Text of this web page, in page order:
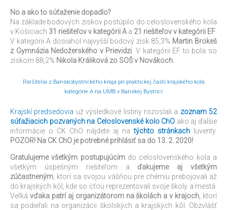
No a ako to súťaženie dopadlo?
Na základe bodových ziskov postúpilo do celoslovenského kola
v Košiciach 31 riešiteľov v kategórii A a 21 riešiteľov v kategórii EF
V kategórii A dosiahol najvyšší bodový zisk 85,3% Martin Brokeš
z Gymnázia Nedožerského v Prievidzi . V kategórii EF to bola so
ziskom 88,2% Nikola Králiková zo SOŠ v Novákoch.
Riešitelia z Banskobystrického kraja pri praktickej časti krajského kola
kategórie A na UMB v Banskej Bystrici
Krajskí predsedovia už výsledkové listiny rozoslali a zoznam 52
súťažiacich pozvaných na Celoslovenské kolo ChO ako aj ďalšie
informácie o CK ChO nájdete aj natýchto stránkach Iuventy.
POZOR! Na CK ChO je potrebné prihlásiť sa do 13. 2. 2020!
Gratulujeme všetkým postupujúcimdo celoslovenského kola a
všetkým úspešným riešiteľom aďakujeme aj všetkým
zúčastneným , ktorí sa svojou vášňou pre chémiu prebojovali až
do krajských kôl, kde so cťou reprezentovali svoje školy a mestá.
Veľká vďaka patrí aj organizátorom na školách a v krajoch , ktorí
sa podieľali na organizácii školských a krajských kôl. Obzvlášť